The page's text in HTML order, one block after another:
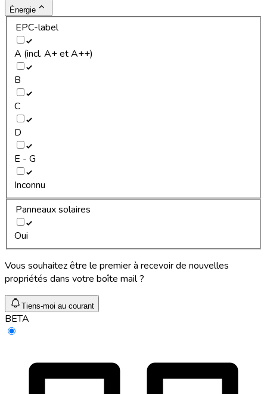
Énergie
EPC-label
A (incl. A+ et A++)
B
C
D
E - G
Inconnu
Panneaux solaires
Oui
Vous souhaitez être le premier à recevoir de nouvelles
propriétés dans votre boîte mail ?
Tiens-moi au courant
BETA